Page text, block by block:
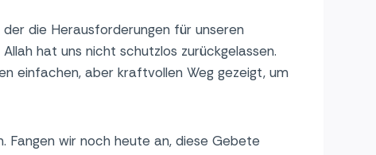
die Herausforderungen für unseren
hat uns nicht schutzlos zurückgelassen.
einfachen, aber kraftvollen Weg gezeigt, um
Fangen wir noch heute an, diese Gebete